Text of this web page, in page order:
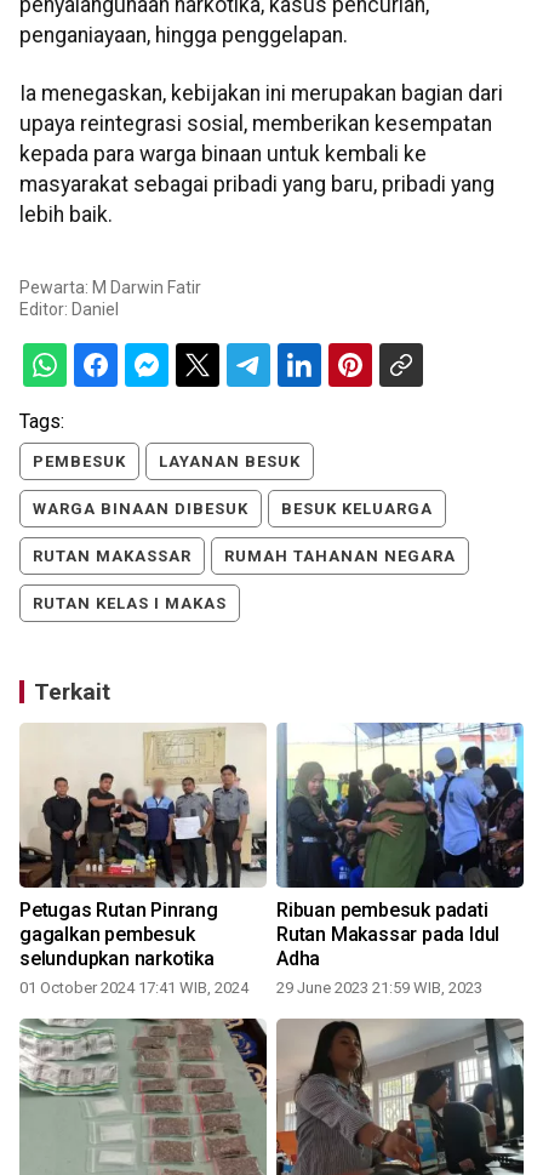
penyalahgunaan narkotika, kasus pencurian,
penganiayaan, hingga penggelapan.
Ia menegaskan, kebijakan ini merupakan bagian dari
upaya reintegrasi sosial, memberikan kesempatan
kepada para warga binaan untuk kembali ke
masyarakat sebagai pribadi yang baru, pribadi yang
lebih baik.
Pewarta: M Darwin Fatir
Editor: Daniel
Tags:
PEMBESUK LAYANAN BESUK
WARGA BINAAN DIBESUK BESUK KELUARGA
RUTAN MAKASSAR RUMAH TAHANAN NEGARA
RUTAN KELAS I MAKAS
Terkait
Petugas Rutan Pinrang
gagalkan pembesuk
selundupkan narkotika
01 October 2024 17:41 WIB, 2024
Ribuan pembesuk padati
Rutan Makassar pada Idul
Adha
29 June 2023 21:59 WIB, 2023